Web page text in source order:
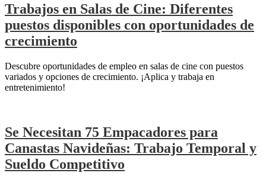
Trabajos en Salas de Cine: Diferentes
puestos disponibles con oportunidades de
crecimiento
Descubre oportunidades de empleo en salas de cine con puestos
variados y opciones de crecimiento. ¡Aplica y trabaja en
entretenimiento!
Se Necesitan 75 Empacadores para
Canastas Navideñas: Trabajo Temporal y
Sueldo Competitivo